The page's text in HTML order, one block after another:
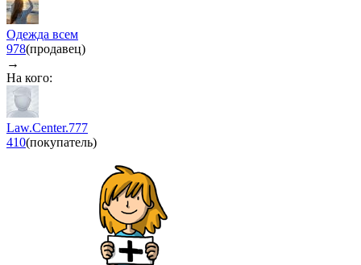
Одежда всем
978(продавец)
→
На кого:
Law.Center.777
410(покупатель)